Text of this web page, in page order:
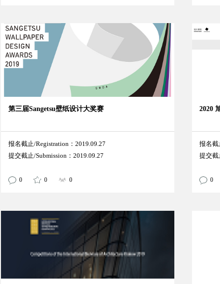
第三届Sangetsu壁纸设计大奖赛
报名截止/Registration：2019.09.27
提交截止/Submission：2019.09.27
0 0 0
2020
报名截
提交截
0